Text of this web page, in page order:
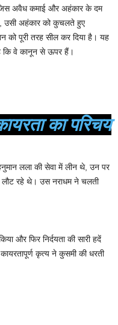
जिस अवैध कमाई और अहंकार के दम
उसी अहंकार को कुचलते हुए
को पूरी तरह सील कर दिया है। यह
कि वे कानून से ऊपर हैं।
का परिचय
हनुमान लला की सेवा में लीन थे, उन पर
लौट रहे थे। उस नराधम ने चलती
और फिर निर्दयता की सारी हदें
कृत्य ने कुसमी की धरती